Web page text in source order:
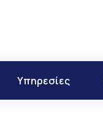
Υπηρεσίες